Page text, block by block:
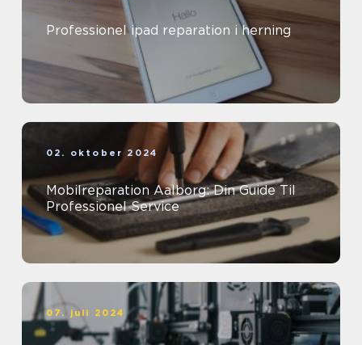
Professionel ipad reparation i herning
02. oktober 2024
Mobilreparation Aalborg: Din Guide Til
Professionel Service
07. juli 2024